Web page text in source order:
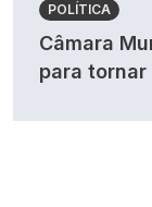
POLÍTICA
Câmara
para